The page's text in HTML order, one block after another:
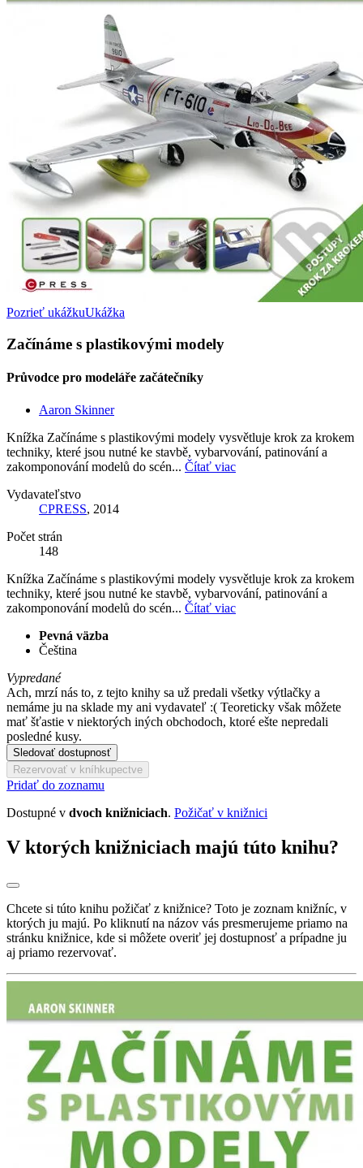
Pozrieť ukážkuUkážka
Začínáme s plastikovými modely
Průvodce pro modeláře začátečníky
Aaron Skinner
Knížka Začínáme s plastikovými modely vysvětluje krok za krokem
techniky, které jsou nutné ke stavbě, vybarvování, patinování a
zakomponování modelů do scén... Čítať viac
Vydavateľstvo
CPRESS, 2014
Počet strán
148
Knížka Začínáme s plastikovými modely vysvětluje krok za krokem
techniky, které jsou nutné ke stavbě, vybarvování, patinování a
zakomponování modelů do scén... Čítať viac
Pevná väzba
Čeština
Vypredané
Ach, mrzí nás to, z tejto knihy sa už predali všetky výtlačky a
nemáme ju na sklade my ani vydavateľ :( Teoreticky však môžete
mať šťastie v niektorých iných obchodoch, ktoré ešte nepredali
posledné kusy.
Sledovať dostupnosť
Rezervovať v kníhkupectve
Pridať do zoznamu
Dostupné v dvoch knižniciach. Požičať v knižnici
V ktorých knižniciach majú túto knihu?
Chcete si túto knihu požičať z knižnice? Toto je zoznam knižníc, v
ktorých ju majú. Po kliknutí na názov vás presmerujeme priamo na
stránku knižnice, kde si môžete overiť jej dostupnosť a prípadne ju
aj priamo rezervovať.